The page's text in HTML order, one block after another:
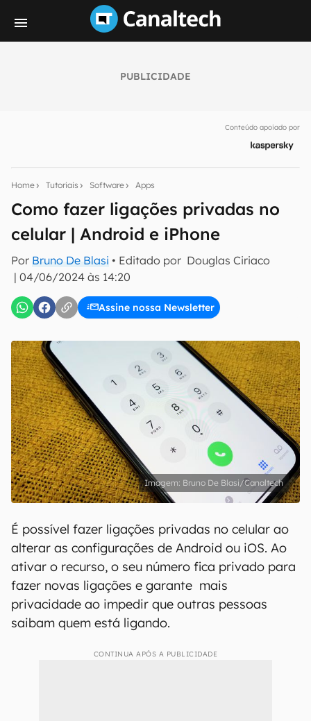
PUBLICIDADE
Conteúdo apoiado por
Home Tutoriais Software Apps
Como fazer ligações privadas no
celular | Android e iPhone
Por Bruno De Blasi • Editado por Douglas Ciriaco
| 04/06/2024 às 14:20
Assine nossa Newsletter
notícias e reviews sobre tecnologia em primeira
inscreva-se
Confirmo que li, aceito e concordo com os
Bruno De Blasi/Canaltech
É possível fazer ligações privadas no celular ao
alterar as configurações de Android ou iOS. Ao
ativar o recurso, o seu número fica privado para
fazer novas ligações e garante mais
privacidade ao impedir que outras pessoas
saibam quem está ligando.
CONTINUA APÓS A PUBLICIDADE